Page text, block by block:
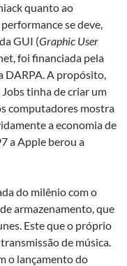
quanto ao
se deve,
GUI (Graphic User
foi financiada pela
DARPA. A propósito,
tinha de criar um
computadores mostra
a economia de
a Apple berou a
do milênio com o
armazenamento, que
Este que o próprio
de música.
o lançamento do